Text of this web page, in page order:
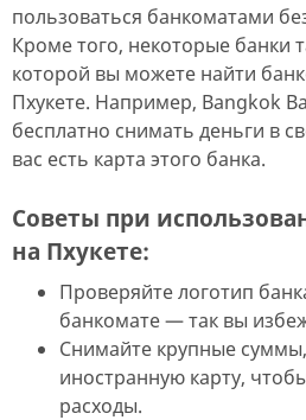
пользоваться банкоматами
Кроме того, некоторые банки
которой вы можете найти
Пхукете. Например, Bangkok
бесплатно снимать деньги в
вас есть карта этого банка.
Советы при
на Пхукете:
Проверяйте логотип
банкомате — так вы
Снимайте крупные
иностранную карту,
расходы.